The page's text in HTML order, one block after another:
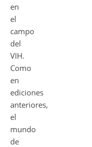
en
el
campo
del
VIH.
Como
en
ediciones
anteriores,
el
mundo
de